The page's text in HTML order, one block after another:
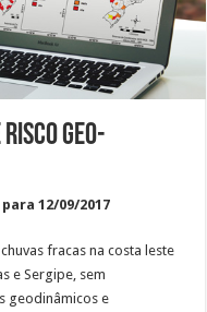
Geo-
12/09/2017
fracas na costa leste
e Sergipe, sem
geodinâmicos e